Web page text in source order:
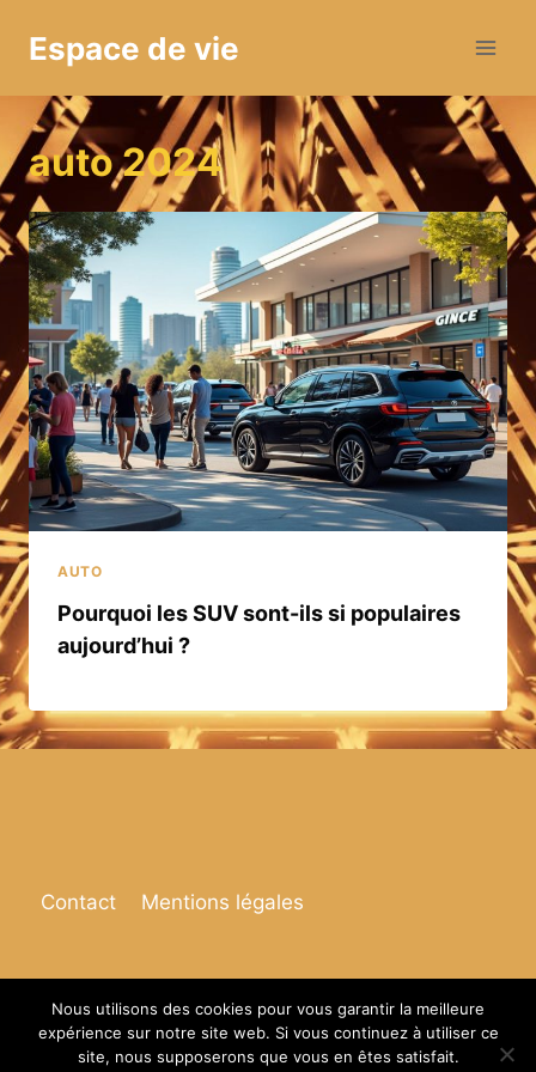
Espace de vie
auto 2024
AUTO
Pourquoi les SUV sont-ils si populaires
aujourd’hui ?
Contact Mentions légales
© 2026 Espace de vie
Nous utilisons des cookies pour vous garantir la meilleure
expérience sur notre site web. Si vous continuez à utiliser ce
site, nous supposerons que vous en êtes satisfait.